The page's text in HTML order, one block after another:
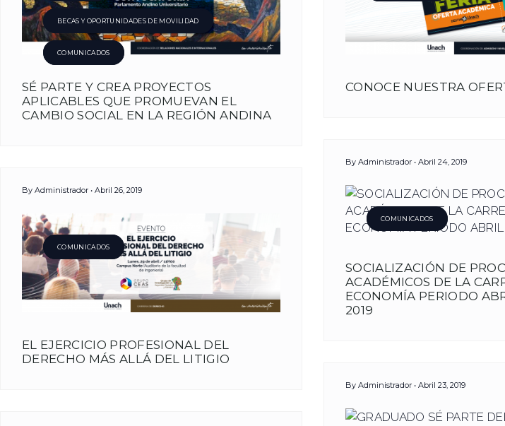
BECAS Y OPORTUNIDADES DE MOVILIDAD
COMUNICADOS
SÉ PARTE Y CREA PROYECTOS
APLICABLES QUE PROMUEVAN EL
CAMBIO SOCIAL EN LA REGIÓN ANDINA
By Administrador Abril 26, 2019
COMUNICADOS
EL EJERCICIO PROFESIONAL DEL
DERECHO MÁS ALLÁ DEL LITIGIO
CONOCE NUESTRA
By Administrador Abril 24, 2019
COMUNICADOS
SOCIALIZACIÓN DE
ACADÉMICOS DE LA
ECONOMÍA PERIODO
2019
By Administrador Abril 23, 2019